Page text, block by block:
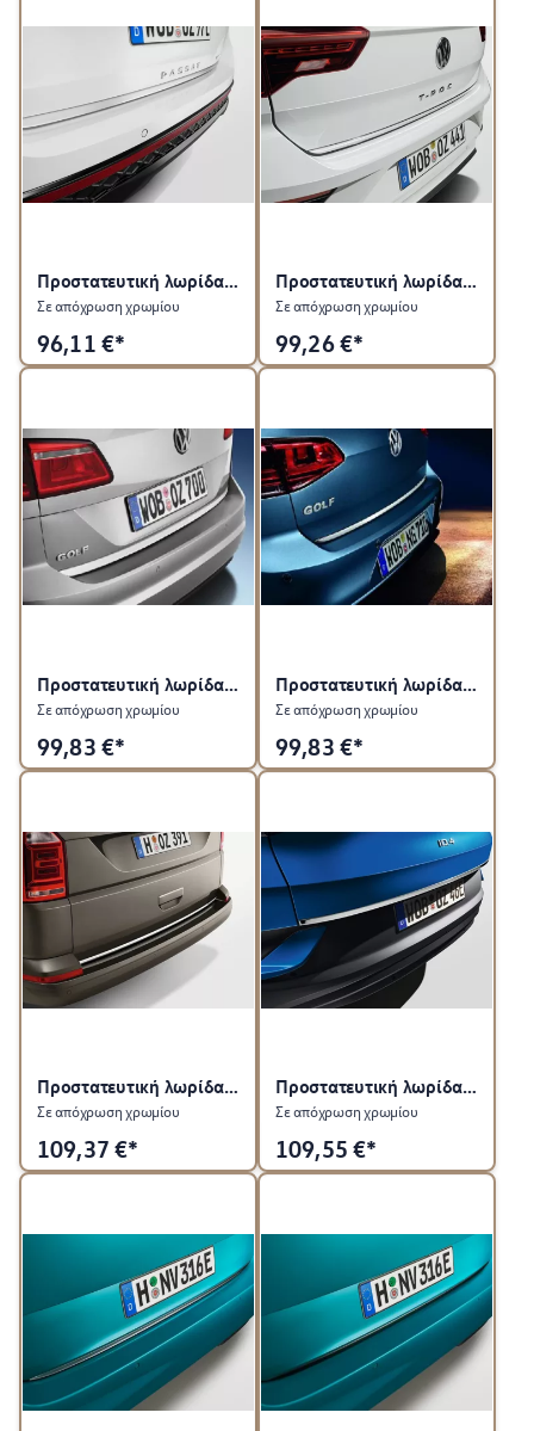
Προστατευτική λωρίδα για πίσω καπό
Σε απόχρωση χρωμίου
96,11 €*
Προστατευτική λωρίδα για πίσω καπό
Σε απόχρωση χρωμίου
99,26€*
Προστατευτική λωρίδα για πίσω καπό
Σε απόχρωση χρωμίου
99,83 €*
Προστατευτική λωρίδα για πίσω καπό
Σε απόχρωση χρωμίου
99,83 €*
Προστατευτική λωρίδα για πίσω καπό
Σε απόχρωση χρωμίου
109,37 €*
Προστατευτική λωρίδα για πίσω καπό
Σε απόχρωση χρωμίου
109,55 €*